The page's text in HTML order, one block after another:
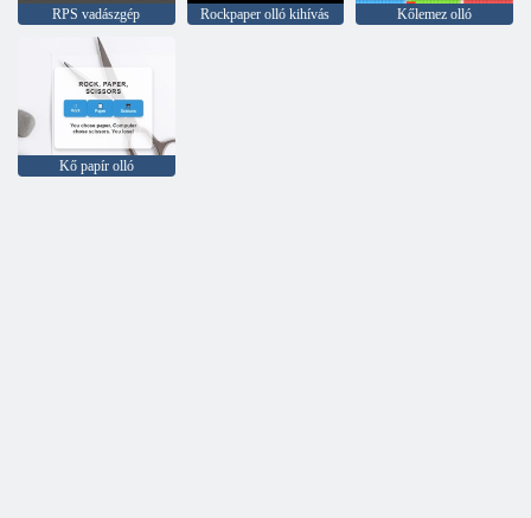
RPS vadászgép Rockpaper olló kihívás Kőlemez olló
Kő papír olló